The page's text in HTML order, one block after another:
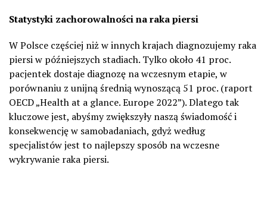
Statystyki zachorowalności na raka piersi
W Polsce częściej niż w innych krajach diagnozujemy raka
piersi w późniejszych stadiach. Tylko około 41 proc.
pacjentek dostaje diagnozę na wczesnym etapie, w
porównaniu z unijną średnią wynoszącą 51 proc. (raport
OECD „Health at a glance. Europe 2022”). Dlatego tak
kluczowe jest, abyśmy zwiększyły naszą świadomość i
konsekwencję w samobadaniach, gdyż według
specjalistów jest to najlepszy sposób na wczesne
wykrywanie raka piersi.